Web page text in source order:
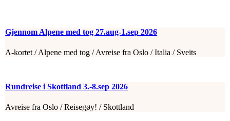
Gjennom Alpene med tog 27.aug-1.sep 2026
A-kortet / Alpene med tog / Avreise fra Oslo / Italia / Sveits
Rundreise i Skottland 3.-8.sep 2026
Avreise fra Oslo / Reisegøy! / Skottland